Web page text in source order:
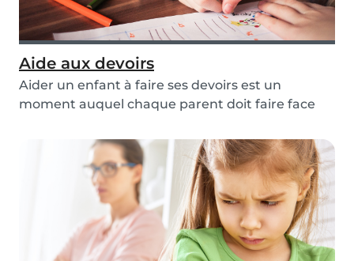
Aide aux devoirs
Aider un enfant à faire ses devoirs est un
moment auquel chaque parent doit faire face